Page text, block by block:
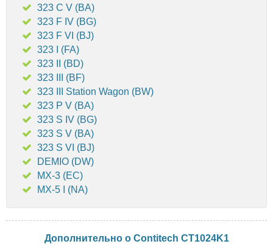
323 C V (BA)
323 F IV (BG)
323 F VI (BJ)
323 I (FA)
323 II (BD)
323 III (BF)
323 III Station Wagon (BW)
323 P V (BA)
323 S IV (BG)
323 S V (BA)
323 S VI (BJ)
DEMIO (DW)
MX-3 (EC)
MX-5 I (NA)
Дополнительно о Contitech CT1024K1